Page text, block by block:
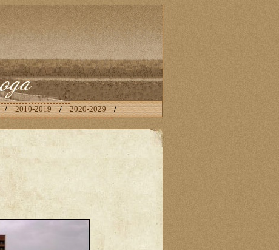
/ 2010-2019 / 2020-2029 /